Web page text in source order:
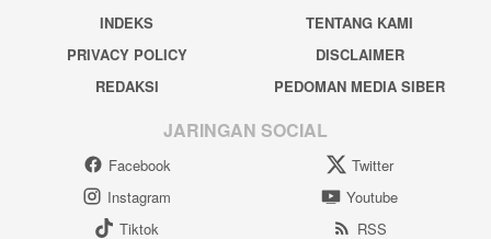
INDEKS
TENTANG KAMI
PRIVACY POLICY
DISCLAIMER
REDAKSI
PEDOMAN MEDIA SIBER
JARINGAN SOCIAL
Facebook
Twitter
Instagram
Youtube
Tiktok
RSS